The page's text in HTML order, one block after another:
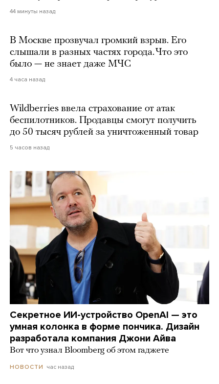
44 минуты назад
В Москве прозвучал громкий взрыв. Его
слышали в разных частях города. Что это
было — не знает даже МЧС
4 часа назад
Wildberries ввела страхование от атак
беспилотников. Продавцы смогут получить
до 50 тысяч рублей за уничтоженный товар
5 часов назад
Секретное ИИ-устройство OpenAI — это
умная колонка в форме пончика. Дизайн
разработала компания Джони Айва
Вот что узнал Bloomberg об этом гаджете
НОВОСТИ час назад